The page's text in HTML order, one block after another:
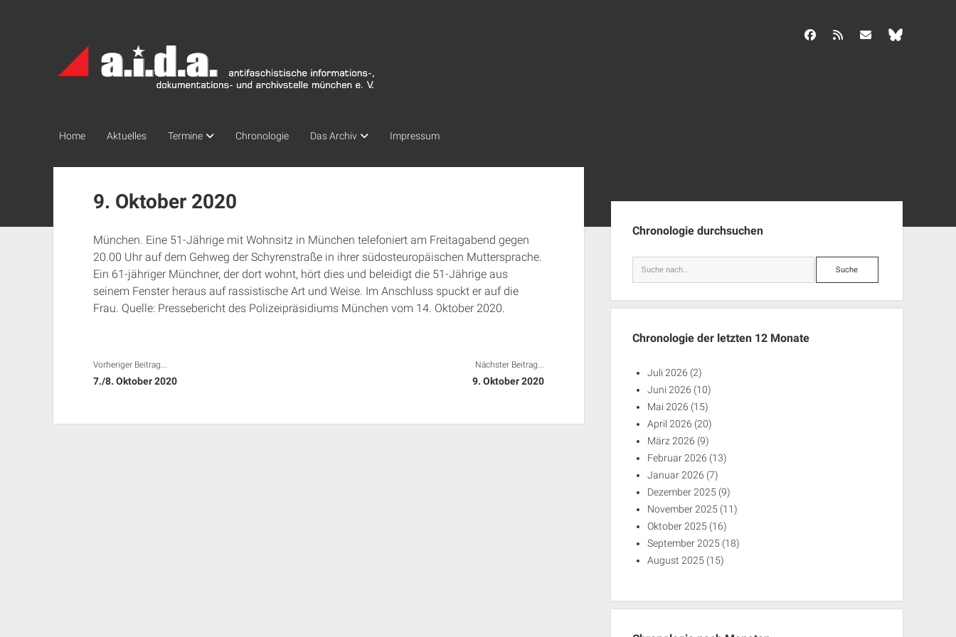
Archiv
München
facebook info@aida-archiv.de
Home Aktuelles Termine Chronologie Das Archiv Impressum
9. Oktober 2020
München. Eine 51-Jährige mit Wohnsitz in München telefoniert am Freitagabend gegen
20.00 Uhr auf dem Gehweg der Schyrenstraße in ihrer südosteuropäischen Muttersprache.
Ein 61-jähriger Münchner, der dort wohnt, hört dies und beleidigt die 51-Jährige aus
seinem Fenster heraus auf rassistische Art und Weise. Im Anschluss spuckt er auf die
Frau. Quelle: Pressebericht des Polizeipräsidiums München vom 14. Oktober 2020.
Vorheriger Beitrag...
7./8. Oktober 2020
Nächster Beitrag...
9. Oktober 2020
Chronologie durchsuchen
Suche
Chronologie der letzten 12 Monate
Juli 2026 (2)
Juni 2026 (10)
Mai 2026 (15)
April 2026 (20)
März 2026 (9)
Februar 2026 (13)
Januar 2026 (7)
Dezember 2025 (9)
November 2025 (11)
Oktober 2025 (16)
September 2025 (18)
August 2025 (15)